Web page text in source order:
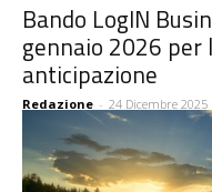
Bando LogIN
gennaio 2026 per
anticipazione
Redazione - 24 Dicembre 2025